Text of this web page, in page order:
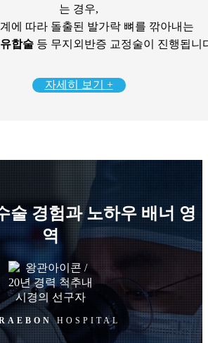
는 경우,
에 따라 돌출된 발가락 뼈를 깎아내는
유합술 등 무지외반증 교정술이 진행됩니
자세히 보기 +
술 경험과 노하우 배너 영
역
HOSPITAL